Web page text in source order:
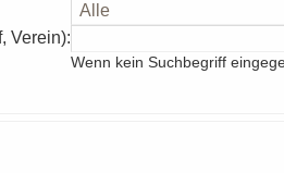
Verein):
Wenn kein Suchbegriff